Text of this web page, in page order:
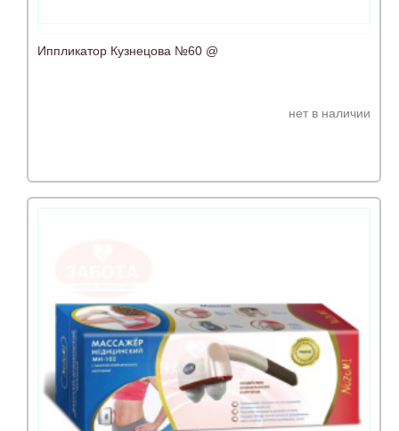
Иппликатор Кузнецова №60 @
нет в наличии